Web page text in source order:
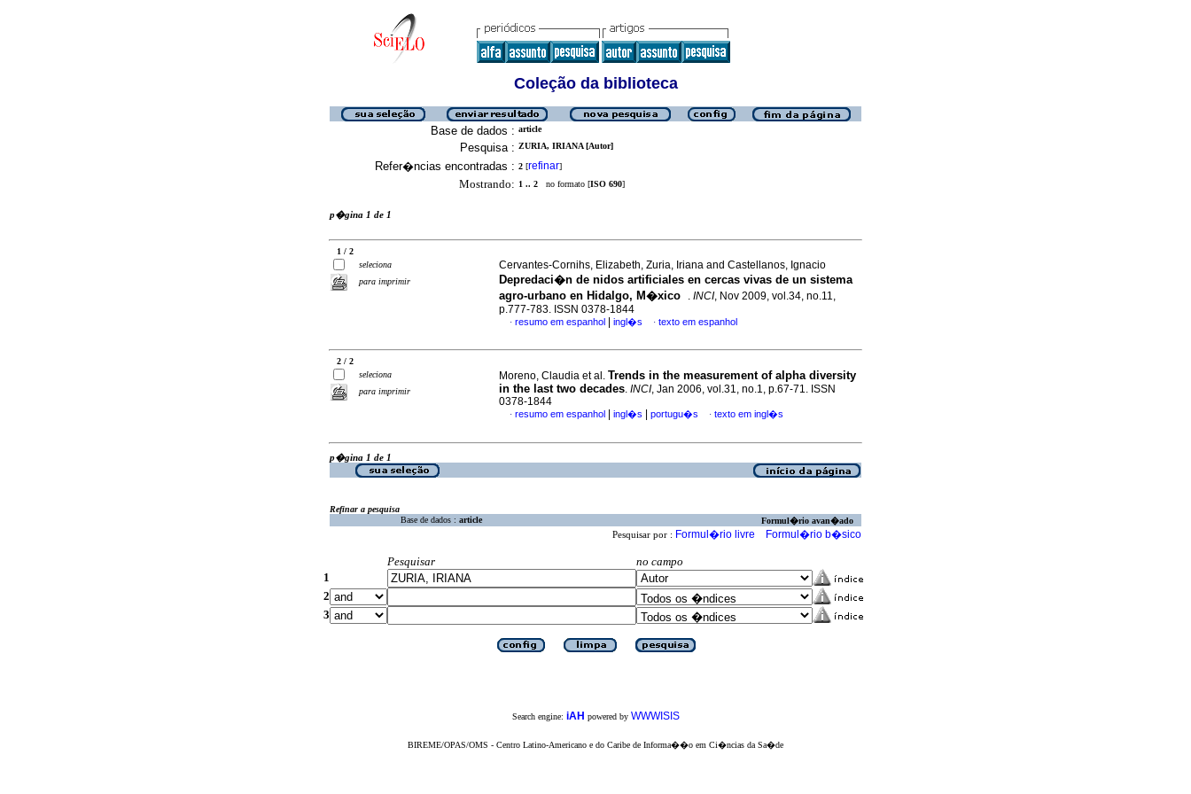
Coleção da biblioteca
Base de dados : article
Pesquisa : ZURIA, IRIANA [Autor]
Refer�ncias encontradas : 2 [refinar]
Mostrando: 1 .. 2 no formato [ISO 690]
p�gina 1 de 1
1 / 2
seleciona
para imprimir
Cervantes-Cornihs, Elizabeth, Zuria, Iriana and Castellanos, Ignacio
Depredaci�n de nidos artificiales en cercas vivas de un sistema
agro-urbano en Hidalgo, M�xico
. INCI, Nov 2009, vol.34, no.11,
p.777-783. ISSN 0378-1844
· resumo em espanhol ingl�s · texto em espanhol
2 / 2
seleciona
para imprimir
Moreno, Claudia et al. Trends in the measurement of alpha diversity
in the last two decades. INCI, Jan 2006, vol.31, no.1, p.67-71. ISSN
0378-1844
· resumo em espanhol ingl�s portugu�s · texto em ingl�s
p�gina 1 de 1
Refinar a pesquisa
Base de dados : article Formul�rio avan�ado
Pesquisar por : Formul�rio livre Formul�rio b�sico
Pesquisar
no campo
1
2
3
Search engine: iAH powered by WWWISIS
BIREME/OPAS/OMS - Centro Latino-Americano e do Caribe de Informa��o em Ci�ncias da Sa�de